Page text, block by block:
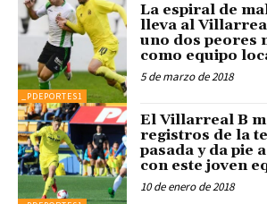
_PDEPORTES1
La espiral de
lleva al
uno dos peores
como equipo
5 de marzo de 2018
El Villarreal B
registros de la
pasada y da pie
con este joven
10 de enero de 2018